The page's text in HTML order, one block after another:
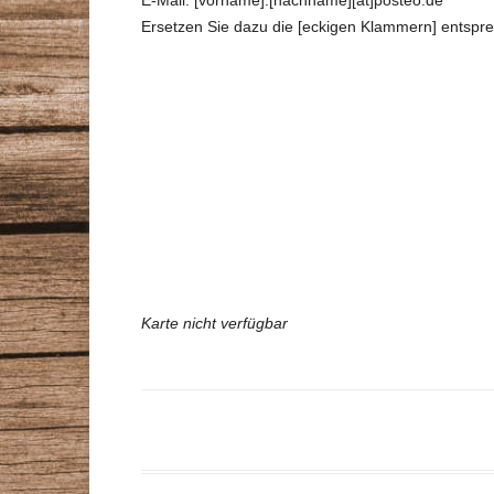
Ersetzen Sie dazu die [eckigen Klammern]
Karte nicht verfügbar